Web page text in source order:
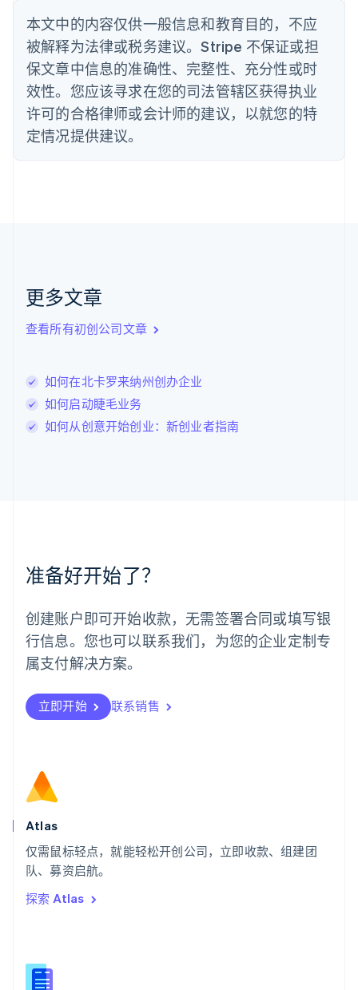
本文中的内容仅供一般信息和教育目的，不应
被解释为法律或税务建议。Stripe 不保证或担
保文章中信息的准确性、完整性、充分性或时
效性。您应该寻求在您的司法管辖区获得执业
许可的合格律师或会计师的建议，以就您的特
定情况提供建议。
更多文章
查看所有初创公司文章
如何在北卡罗来纳州创办企业
如何启动睫毛业务
如何从创意开始创业：新创业者指南
准备好开始了？
创建账户即可开始收款，无需签署合同或填写银
行信息。您也可以联系我们，为您的企业定制专
属支付解决方案。
立即开始 联系销售
Atlas
仅需鼠标轻点，就能轻松开创公司，立即收款、组建团
队、募资启航。
探索 Atlas
丹麦
English
德国
DeutschEnglish
法国
FrançaisEnglish
芬兰
EnglishSvenska
English
English
卢森堡
罗马尼亚
English
挪威
葡萄牙
Português English
日本
日本語English
瑞典
瑞士
DeutschFrançais
English
斯洛文尼亚
泰国
ไทยEnglish
希腊
English
西班牙
新西兰
English